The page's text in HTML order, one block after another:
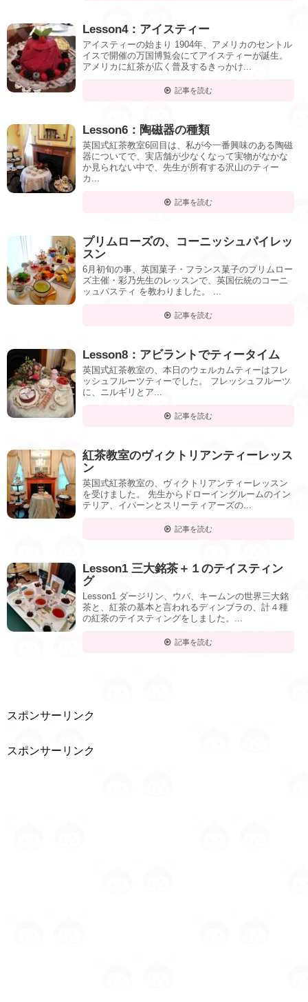
Lesson4：アイスティー
アイスティーの始まり 1904年、アメリカのセントル
イスで開催の万国博覧会にてアイスティーが誕生。
アメリカに紅茶が広く普及するきっかけ...
記事を読む
Lesson6：陶磁器の種類
英国式紅茶教室6回目は、私が今一番興味のある陶磁
器についてで、実店舗が少なくなって実物がなかな
か見られない中で、先生が所有する沢山のティー
カ...
記事を読む
プリムローズの、コーニッシュパイレッ
スン
6月初旬の事、英国菓子・フランス菓子のプリムロー
ズ主催・彩乃先生のレッスンで、英国伝統のコーニ
ッュパスティ を教わりました。 ...
記事を読む
Lesson8：アビラントでティータイム
英国式紅茶教室の、本日のウェルカムティーはフレ
ッシュフルーツティーでした。 フレッシュフルーツ
に、ニルギリとア...
記事を読む
紅茶教室のヴィクトリアンティーレッス
ン
英国式紅茶教室の、ヴィクトリアンティーレッスン
を受けました。 先生からドローイングルームのイン
テリア、イパーンとスリーティアーズの...
記事を読む
Lesson1 三大銘茶＋１のテイスティン
グ
Lesson1 ダージリン、ウバ、キームンの世界三大銘
茶と、紅茶の基本と言われるディンブラの、計４種
の紅茶のテイスティングをしました。...
記事を読む
スポンサーリンク
スポンサーリンク